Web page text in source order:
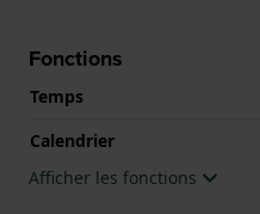
La montre est 10 ATM.
est adaptée à la
Garantie de 2 ans.
.
Fonctions
Temps
Calendrier
Afficher les fonctions